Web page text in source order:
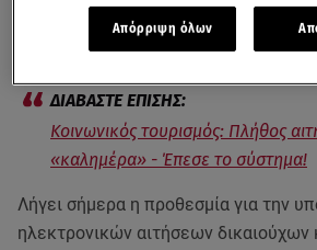
ανεξάρτητα από τον αριθμό που
Κοινωνικός τουρισμός: Πλήθος
«καλημέρα» - Έπεσε το σύστημα!
Λήγει σήμερα η προθεσμία για την
ηλεκτρονικών αιτήσεων δικαιούχων
Απόρριψη όλων